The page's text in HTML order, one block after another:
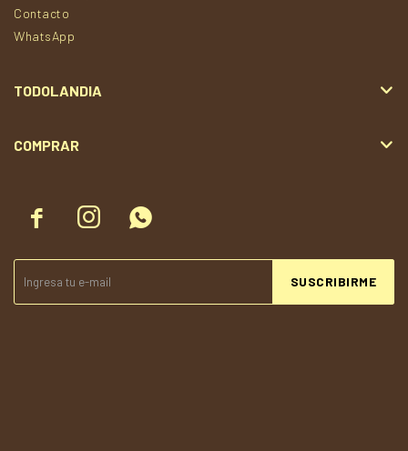
  
SUSCRIBIRME
Contacto
WhatsApp
TODOLANDIA
COMPRAR